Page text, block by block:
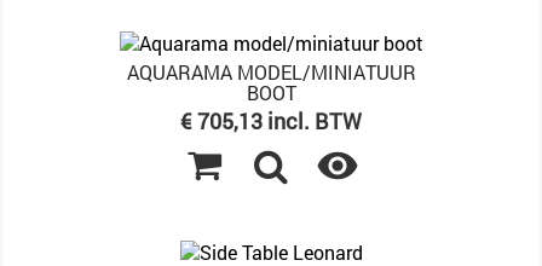
AQUARAMA MODEL/MINIATUUR
BOOT
Prijs
€ 705,13 incl. BTW
